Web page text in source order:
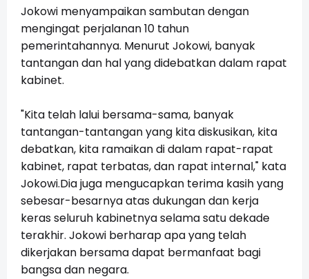
Jokowi menyampaikan sambutan dengan
mengingat perjalanan 10 tahun
pemerintahannya. Menurut Jokowi, banyak
tantangan dan hal yang didebatkan dalam rapat
kabinet.
"Kita telah lalui bersama-sama, banyak
tantangan-tantangan yang kita diskusikan, kita
debatkan, kita ramaikan di dalam rapat-rapat
kabinet, rapat terbatas, dan rapat internal," kata
Jokowi.Dia juga mengucapkan terima kasih yang
sebesar-besarnya atas dukungan dan kerja
keras seluruh kabinetnya selama satu dekade
terakhir. Jokowi berharap apa yang telah
dikerjakan bersama dapat bermanfaat bagi
bangsa dan negara.